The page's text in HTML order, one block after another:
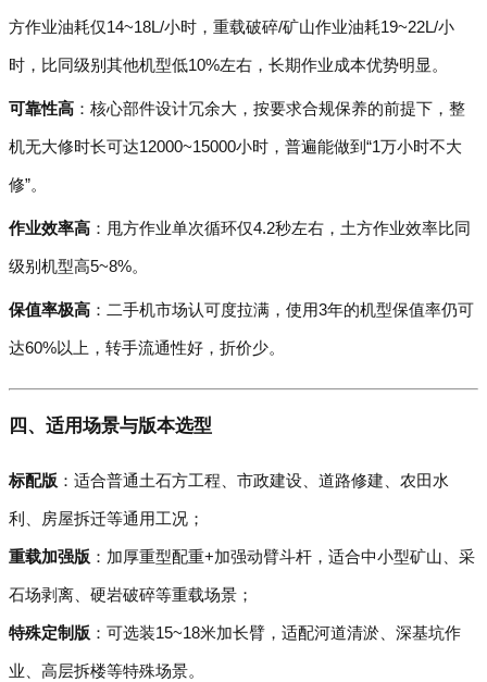
方作业油耗仅14~18L/小时，重载破碎/矿山作业油耗19~22L/小
时，比同级别其他机型低10%左右，长期作业成本优势明显。
可靠性高 ：核心部件设计冗余大，按要求合规保养的前提下，整
机无大修时长可达12000~15000小时，普遍能做到“1万小时不大
修”。
作业效率高 ：甩方作业单次循环仅4.2秒左右，土方作业效率比同
级别机型高5~8%。
保值率极高 ：二手机市场认可度拉满，使用3年的机型保值率仍可
达60%以上，转手流通性好，折价少。
四、适用场景与版本选型
标配版 ：适合普通土石方工程、市政建设、道路修建、农田水
利、房屋拆迁等通用工况；
重载加强版 ：加厚重型配重+加强动臂斗杆，适合中小型矿山、采
石场剥离、硬岩破碎等重载场景；
特殊定制版 ：可选装15~18米加长臂，适配河道清淤、深基坑作
业、高层拆楼等特殊场景。